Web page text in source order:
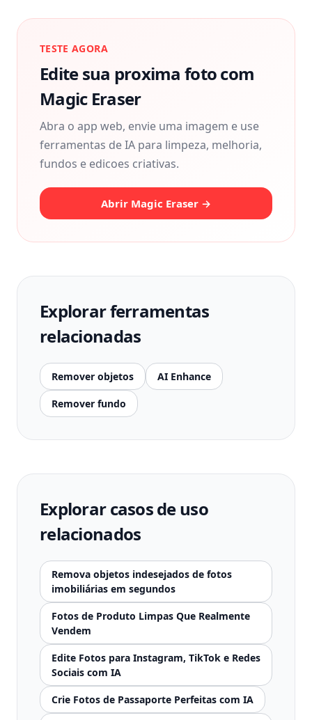
TESTE AGORA
Edite sua proxima foto com
Magic Eraser
Abra o app web, envie uma imagem e use
ferramentas de IA para limpeza, melhoria,
fundos e edicoes criativas.
Abrir Magic Eraser →
Explorar ferramentas
relacionadas
Remover objetos AI Enhance
Remover fundo
Explorar casos de uso
relacionados
Remova objetos indesejados de fotos
imobiliárias em segundos
Fotos de Produto Limpas Que Realmente
Vendem
Edite Fotos para Instagram, TikTok e Redes
Sociais com IA
Crie Fotos de Passaporte Perfeitas com IA